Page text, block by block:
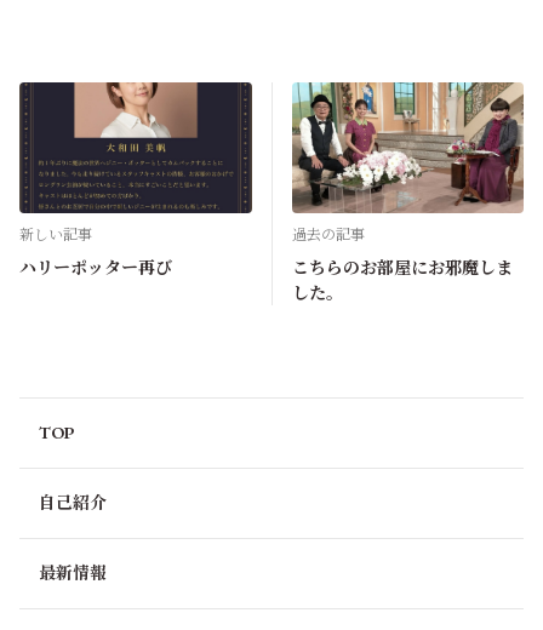
新しい記事
ハリーポッター再び
過去の記事
こちらのお部屋にお邪魔しま
した。
TOP
自己紹介
最新情報